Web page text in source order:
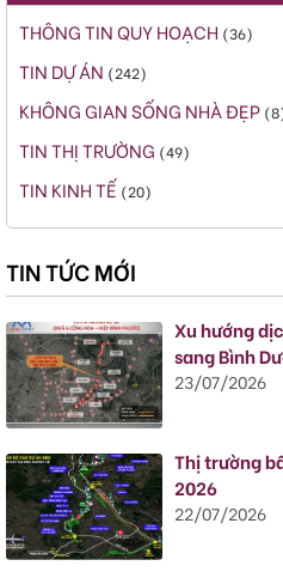
THÔNG TIN QUY HOẠCH (36)
TIN DỰ ÁN (242)
KHÔNG GIAN SỐNG NHÀ ĐẸP
TIN THỊ TRƯỜNG (49)
TIN KINH TẾ (20)
TIN TỨC MỚI
Xu hướng
sang Bình
23/07/2026
Thị trường
2026
22/07/2026